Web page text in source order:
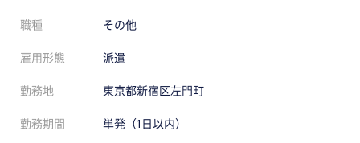
職種 その他
雇用形態 派遣
勤務地 東京都新宿区左門町
勤務期間 単発（1日以内）